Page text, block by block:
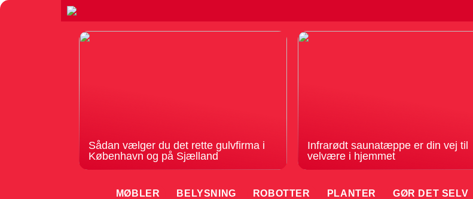
Sådan vælger du det rette gulvfirma i
København og på Sjælland
Infrarødt saunatæppe er din vej til
velvære i hjemmet
MØBLER BELYSNING ROBOTTER PLANTER GØR DET SELV